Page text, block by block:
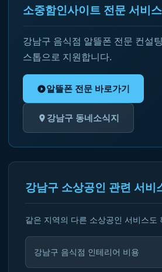
소중함인사이트 전문 서비스
강남구 음식점 알뜰폰 전문 컨설
스톱으로 지원합니다.
알뜰폰 전문 바로가기
강남구 동네소식지
강남구 소상공인 관련 서비
같은 지역의 다른 소상공인 서비스도
강남구 음식점 인테리어 비용